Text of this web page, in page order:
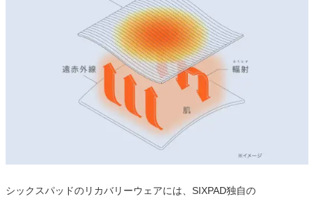
シックスパッドのリカバリーウェアには、SIXPAD独自の